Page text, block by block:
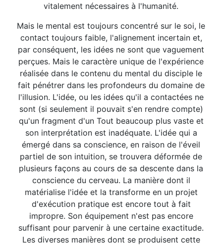
vitalement nécessaires à l'humanité.
Mais le mental est toujours concentré sur le soi, le
contact toujours faible, l'alignement incertain et,
par conséquent, les idées ne sont que vaguement
perçues. Mais le caractère unique de l'expérience
réalisée dans le contenu du mental du disciple le
fait pénétrer dans les profondeurs du domaine de
l'illusion. L'idée, ou les idées qu'il a contactées ne
sont (si seulement il pouvait s'en rendre compte)
qu'un fragment d'un Tout beaucoup plus vaste et
son interprétation est inadéquate. L'idée qui a
émergé dans sa conscience, en raison de l'éveil
partiel de son intuition, se trouvera déformée de
plusieurs façons au cours de sa descente dans la
conscience du cerveau. La manière dont il
matérialise l'idée et la transforme en un projet
d'exécution pratique est encore tout à fait
impropre. Son équipement n'est pas encore
suffisant pour parvenir à une certaine exactitude.
Les diverses manières dont se produisent cette